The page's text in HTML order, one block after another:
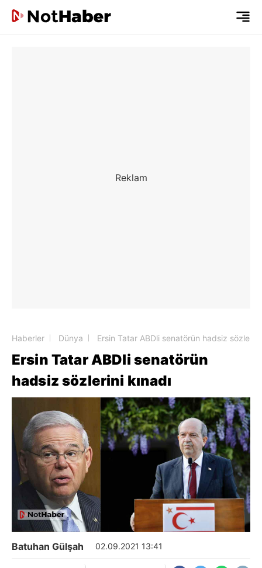
Haberler Dünya Ersin Tatar ABDli senatörün hadsiz sözlerini
Ersin Tatar ABDli senatörün
hadsiz sözlerini kınadı
Batuhan Gülşah 02.09.2021 13:41